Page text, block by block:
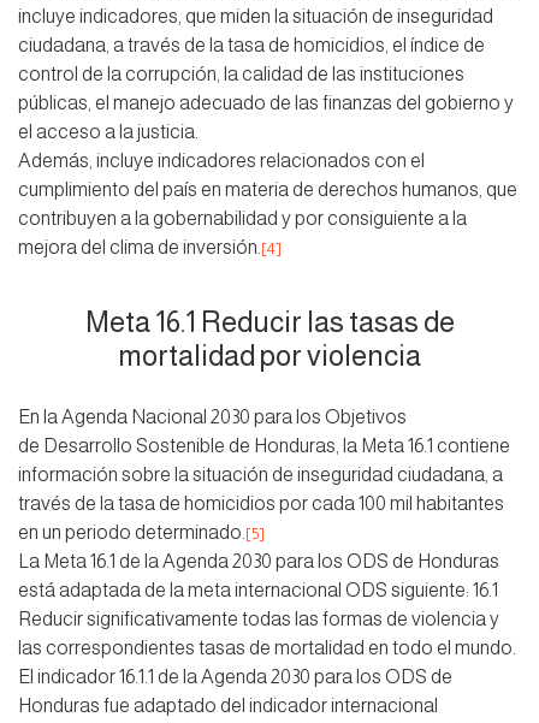
incluye indicadores, que miden la situación de inseguridad
ciudadana, a través de la tasa de homicidios, el índice de
control de la corrupción, la calidad de las instituciones
públicas, el manejo adecuado de las finanzas del gobierno y
el acceso a la justicia.
Además, incluye indicadores relacionados con el
cumplimiento del país en materia de derechos humanos, que
contribuyen a la gobernabilidad y por consiguiente a la
mejora del clima de inversión. [4]
Meta 16.1 Reducir las tasas de
mortalidad por violencia
En la Agenda Nacional 2030 para los Objetivos
de Desarrollo Sostenible de Honduras, la Meta 16.1 contiene
información sobre la situación de inseguridad ciudadana, a
través de la tasa de homicidios por cada 100 mil habitantes
en un periodo determinado. [5]
La Meta 16.1 de la Agenda 2030 para los ODS de Honduras
está adaptada de la meta internacional ODS siguiente: 16.1
Reducir significativamente todas las formas de violencia y
las correspondientes tasas de mortalidad en todo el mundo.
El indicador 16.1.1 de la Agenda 2030 para los ODS de
Honduras fue adaptado del indicador internacional